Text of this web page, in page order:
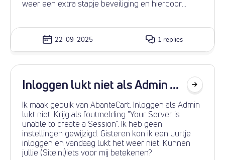
weer een extra stapje beveiliging en hierdoor
22-09-2025 1 replies
Inloggen lukt niet als Admin ...
Ik maak gebuik van AbanteCart. Inloggen als Admin
lukt niet. Krijg als foutmelding "Your Server is
unable to create a Session". Ik heb geen
instellingen gewijzigd. Gisteren kon ik een uurtje
inloggen en vandaag lukt het weer niet. Kunnen
jullie (Site.nl)iets voor mij betekenen?